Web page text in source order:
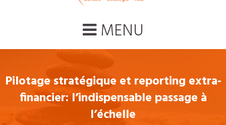
MENU
Pilotage stratégique et reporting extra-
financier: l’indispensable passage à
l’échelle